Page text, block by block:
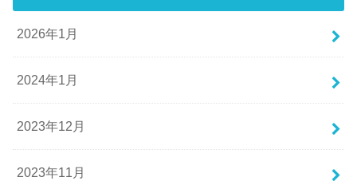
2026年1月
2024年1月
2023年12月
2023年11月